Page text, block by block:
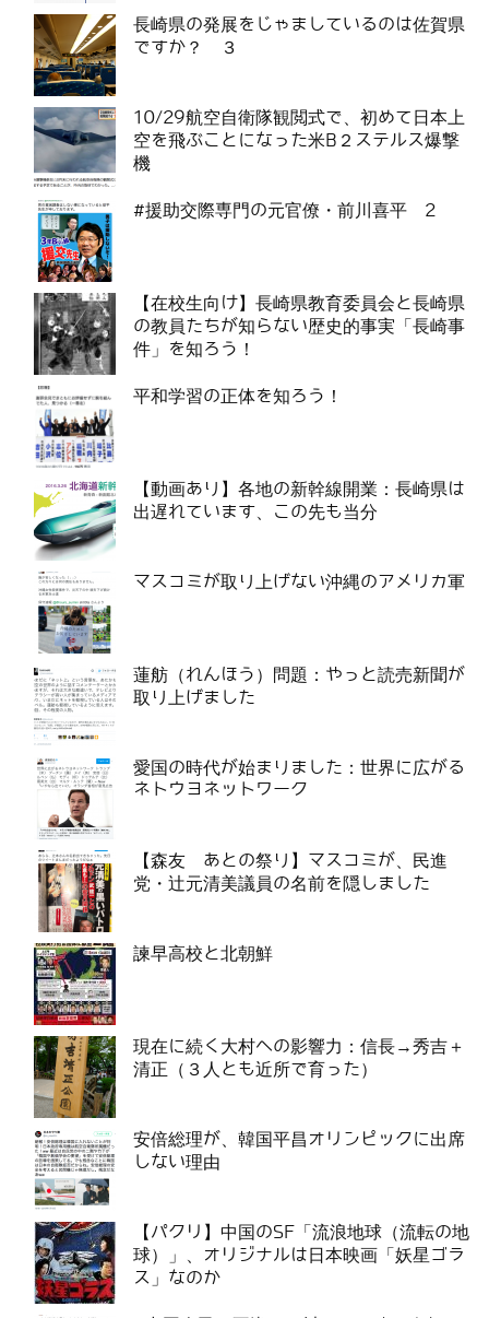
長崎県の発展をじゃましているのは佐賀県
ですか？ ３
10/29航空自衛隊観閲式で、初めて日本上
空を飛ぶことになった米B２ステルス爆撃
機
#援助交際専門の元官僚・前川喜平 2
【在校生向け】長崎県教育委員会と長崎県
の教員たちが知らない歴史的事実「長崎事
件」を知ろう！
平和学習の正体を知ろう！
【動画あり】各地の新幹線開業：長崎県は
出遅れています、この先も当分
マスコミが取り上げない沖縄のアメリカ軍
蓮舫（れんほう）問題：やっと読売新聞が
取り上げました
愛国の時代が始まりました：世界に広がる
ネトウヨネットワーク
【森友 あとの祭り】マスコミが、民進
党・辻元清美議員の名前を隠しました
諫早高校と北朝鮮
現在に続く大村への影響力：信長→秀吉＋
清正（３人とも近所で育った）
安倍総理が、韓国平昌オリンピックに出席
しない理由
【パクリ】中国のSF「流浪地球（流転の地
球）」、オリジナルは日本映画「妖星ゴラ
ス」なのか